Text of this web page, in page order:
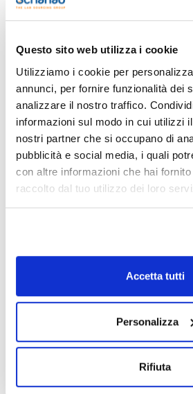
Questo sito web utilizza i cookie
Utilizziamo i cookie per
annunci, per fornire funzionalità dei
analizzare il nostro traffico.
informazioni sul modo in cui utilizzi
nostri partner che si occupano di
pubblicità e social media, i quali
con altre informazioni che hai
raccolto dal tuo utilizzo dei loro
Accetta tutti
Personalizza
Rifiuta
x 500 g :: Plastic
bottle
Risorse correlate
Video Video
Caratteristiche
- Ca(H2PO4)2·H2O
- Solub. in water: (20 ºC): insoluble
- Tariff number: 2835 26 10 00
SPECIFICATIONS